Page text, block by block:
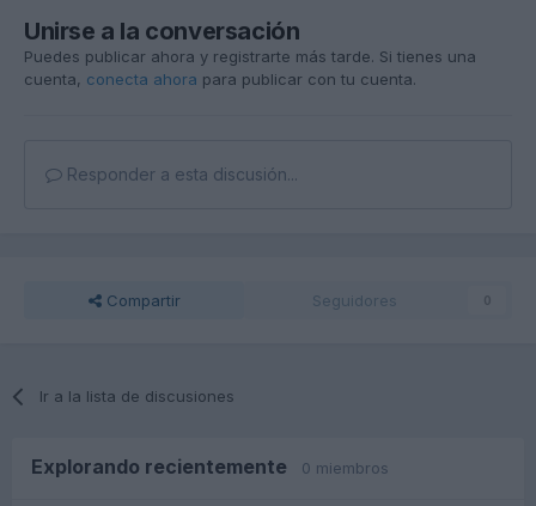
Unirse a la conversación
Puedes publicar ahora y registrarte más tarde. Si tienes una
cuenta, conecta ahora para publicar con tu cuenta.
Responder a esta discusión...
Compartir Seguidores 0
Ir a la lista de discusiones
Explorando recientemente 0 miembros